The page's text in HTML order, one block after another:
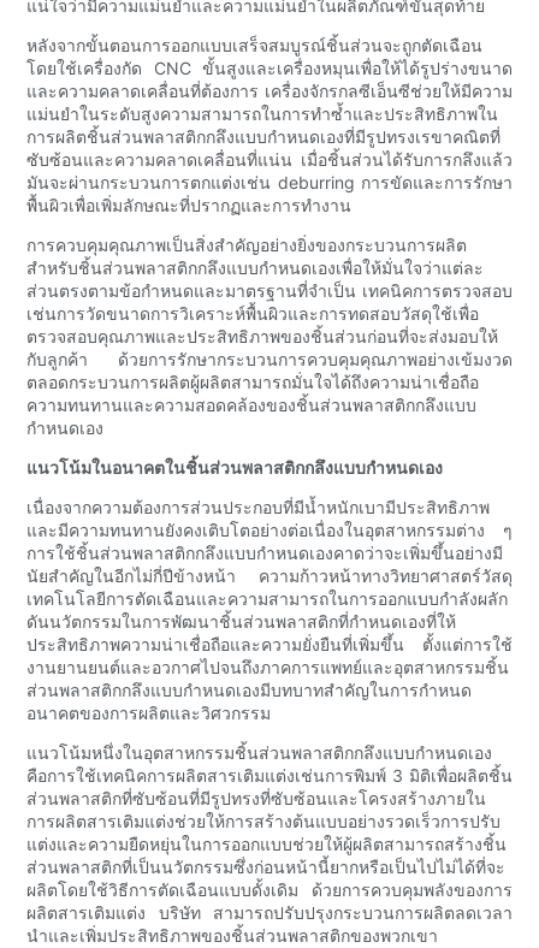
แน่ใจว่ามีความแม่นยำและความแม่นยำในผลิตภัณฑ์ขั้นสุดท้าย
หลังจากขั้นตอนการออกแบบเสร็จสมบูรณ์ชิ้นส่วนจะถูกตัดเฉือน
โดยใช้เครื่องกัด CNC ขั้นสูงและเครื่องหมุนเพื่อให้ได้รูปร่างขนาด
และความคลาดเคลื่อนที่ต้องการ เครื่องจักรกลซีเอ็นซีช่วยให้มีความ
แม่นยำในระดับสูงความสามารถในการทำซ้ำและประสิทธิภาพใน
การผลิตชิ้นส่วนพลาสติกกลึงแบบกำหนดเองที่มีรูปทรงเรขาคณิตที่
ซับซ้อนและความคลาดเคลื่อนที่แน่น เมื่อชิ้นส่วนได้รับการกลึงแล้ว
มันจะผ่านกระบวนการตกแต่งเช่น deburring การขัดและการรักษา
พื้นผิวเพื่อเพิ่มลักษณะที่ปรากฏและการทำงาน
การควบคุมคุณภาพเป็นสิ่งสำคัญอย่างยิ่งของกระบวนการผลิต
สำหรับชิ้นส่วนพลาสติกกลึงแบบกำหนดเองเพื่อให้มั่นใจว่าแต่ละ
ส่วนตรงตามข้อกำหนดและมาตรฐานที่จำเป็น เทคนิคการตรวจสอบ
เช่นการวัดขนาดการวิเคราะห์พื้นผิวและการทดสอบวัสดุใช้เพื่อ
ตรวจสอบคุณภาพและประสิทธิภาพของชิ้นส่วนก่อนที่จะส่งมอบให้
กับลูกค้า ด้วยการรักษากระบวนการควบคุมคุณภาพอย่างเข้มงวด
ตลอดกระบวนการผลิตผู้ผลิตสามารถมั่นใจได้ถึงความน่าเชื่อถือ
ความทนทานและความสอดคล้องของชิ้นส่วนพลาสติกกลึงแบบ
กำหนดเอง
แนวโน้มในอนาคตในชิ้นส่วนพลาสติกกลึงแบบกำหนดเอง
เนื่องจากความต้องการส่วนประกอบที่มีน้ำหนักเบามีประสิทธิภาพ
และมีความทนทานยังคงเติบโตอย่างต่อเนื่องในอุตสาหกรรมต่าง ๆ
การใช้ชิ้นส่วนพลาสติกกลึงแบบกำหนดเองคาดว่าจะเพิ่มขึ้นอย่างมี
นัยสำคัญในอีกไม่กี่ปีข้างหน้า ความก้าวหน้าทางวิทยาศาสตร์วัสดุ
เทคโนโลยีการตัดเฉือนและความสามารถในการออกแบบกำลังผลัก
ดันนวัตกรรมในการพัฒนาชิ้นส่วนพลาสติกที่กำหนดเองที่ให้
ประสิทธิภาพความน่าเชื่อถือและความยั่งยืนที่เพิ่มขึ้น ตั้งแต่การใช้
งานยานยนต์และอวกาศไปจนถึงภาคการแพทย์และอุตสาหกรรมชิ้น
ส่วนพลาสติกกลึงแบบกำหนดเองมีบทบาทสำคัญในการกำหนด
อนาคตของการผลิตและวิศวกรรม
แนวโน้มหนึ่งในอุตสาหกรรมชิ้นส่วนพลาสติกกลึงแบบกำหนดเอง
คือการใช้เทคนิคการผลิตสารเติมแต่งเช่นการพิมพ์ 3 มิติเพื่อผลิตชิ้น
ส่วนพลาสติกที่ซับซ้อนที่มีรูปทรงที่ซับซ้อนและโครงสร้างภายใน
การผลิตสารเติมแต่งช่วยให้การสร้างต้นแบบอย่างรวดเร็วการปรับ
แต่งและความยืดหยุ่นในการออกแบบช่วยให้ผู้ผลิตสามารถสร้างชิ้น
ส่วนพลาสติกที่เป็นนวัตกรรมซึ่งก่อนหน้านี้ยากหรือเป็นไปไม่ได้ที่จะ
ผลิตโดยใช้วิธีการตัดเฉือนแบบดั้งเดิม ด้วยการควบคุมพลังของการ
ผลิตสารเติมแต่ง บริษัท สามารถปรับปรุงกระบวนการผลิตลดเวลา
นำและเพิ่มประสิทธิภาพของชิ้นส่วนพลาสติกของพวกเขา